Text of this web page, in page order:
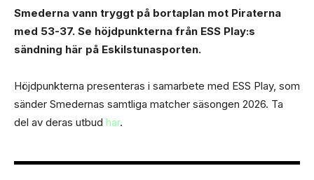
Smederna vann tryggt på bortaplan mot Piraterna
med 53-37. Se höjdpunkterna från ESS Play:s
sändning här på Eskilstunasporten.
Höjdpunkterna presenteras i samarbete med ESS Play, som
sänder Smedernas samtliga matcher säsongen 2026. Ta
del av deras utbud här.